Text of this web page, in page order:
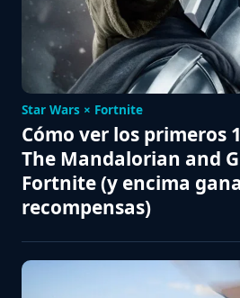
Star Wars × Fortnite
Cómo ver los primeros
The Mandalorian and
Fortnite (y encima
recompensas)